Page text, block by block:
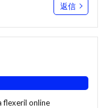
返信
flexeril online